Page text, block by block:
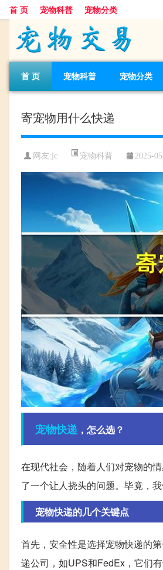
首 页 宠物科普 宠物分类
首 页 宠物科普 宠物分类
寄宠物用什么快递
网友:jc 宠物科普 2025-
宠物快递 ，怎么选？
在现代社会，随着人们对宠物的
了一个让人挠头的问题。毕竟，
宠物快递的几个关键点
首先，安全性是选择宠物快递的
递公司，如UPS和FedEx，它们